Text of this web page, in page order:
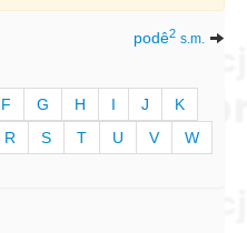
podê2 s.m.
F G H I J
K
R S T U V
W